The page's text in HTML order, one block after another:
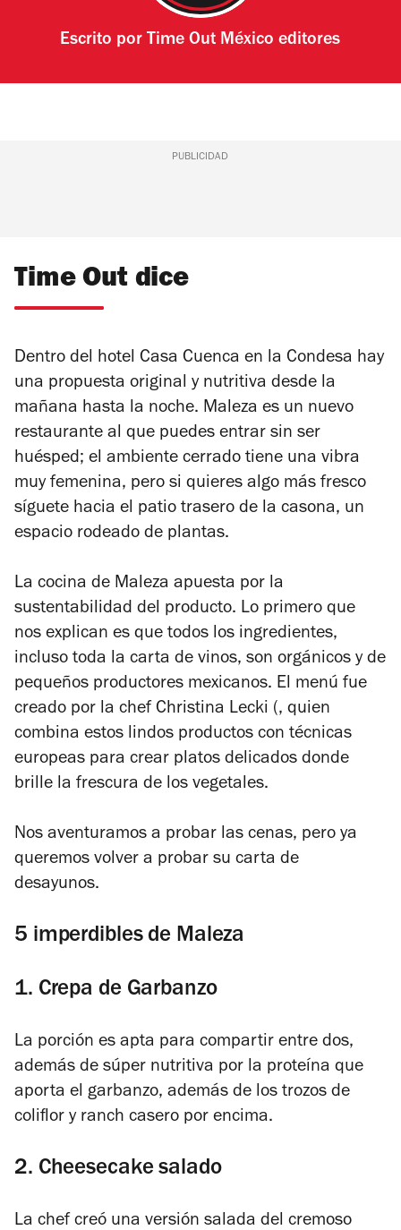
Escrito por Time Out México editores
PUBLICIDAD
Time Out dice
Dentro del hotel Casa Cuenca en la Condesa hay
una propuesta original y nutritiva desde la
mañana hasta la noche. Maleza es un nuevo
restaurante al que puedes entrar sin ser
huésped; el ambiente cerrado tiene una vibra
muy femenina, pero si quieres algo más fresco
síguete hacia el patio trasero de la casona, un
espacio rodeado de plantas.
La cocina de Maleza apuesta por la
sustentabilidad del producto. Lo primero que
nos explican es que todos los ingredientes,
incluso toda la carta de vinos, son orgánicos y de
pequeños productores mexicanos. El menú fue
creado por la chef Christina Lecki (, quien
combina estos lindos productos con técnicas
europeas para crear platos delicados donde
brille la frescura de los vegetales.
Nos aventuramos a probar las cenas, pero ya
queremos volver a probar su carta de
desayunos.
5 imperdibles de Maleza
1. Crepa de Garbanzo
La porción es apta para compartir entre dos,
además de súper nutritiva por la proteína que
aporta el garbanzo, además de los trozos de
coliflor y ranch casero por encima.
2. Cheesecake salado
La chef creó una versión salada del cremoso